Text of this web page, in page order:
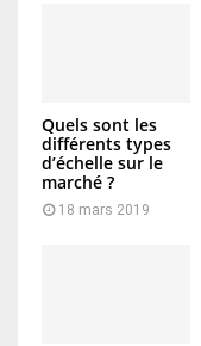
Quels sont les
différents types
d’échelle sur le
marché ?
18 mars 2019